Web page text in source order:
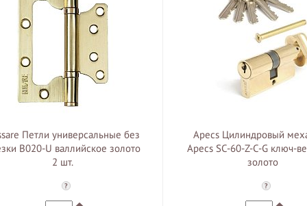
Петли универсальные без
B020-U валлийское золото
2 шт.
?
Apecs Цилиндровый
Apecs SC-60-Z-C-G ключ-
золото
?